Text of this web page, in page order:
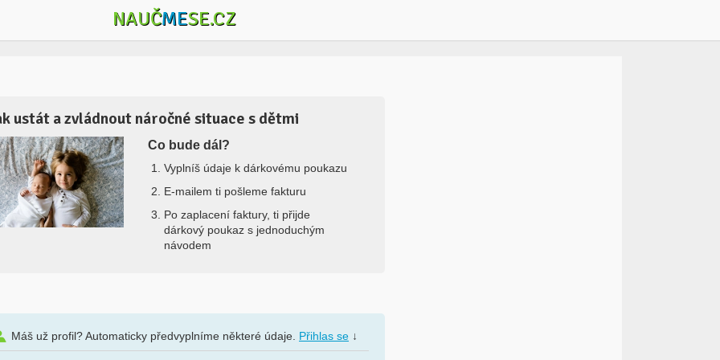
NAUČMESE.CZ
ustát a zvládnout náročné situace s dětmi
Co bude dál?
Vyplníš údaje k dárkovému poukazu
E-mailem ti pošleme fakturu
Po zaplacení faktury, ti přijde
dárkový poukaz s jednoduchým
návodem
Máš už profil? Automaticky předvyplníme některé údaje. Přihlas se ↓